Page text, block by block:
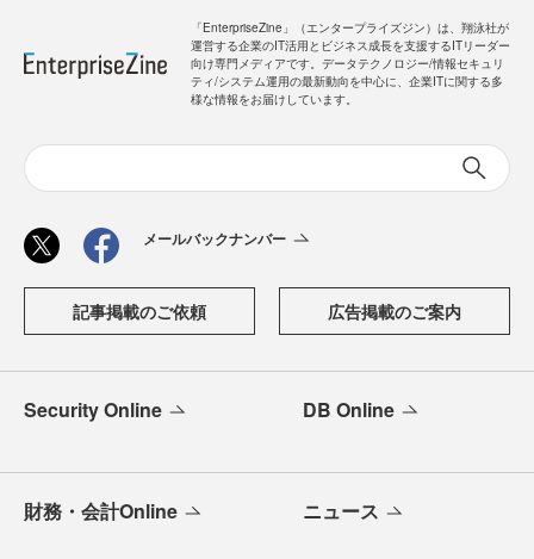
「EnterpriseZine」（エンタープライズジン）は、翔泳社が
運営する企業のIT活用とビジネス成長を支援するITリーダー
向け専門メディアです。データテクノロジー/情報セキュリ
ティ/システム運用の最新動向を中心に、企業ITに関する多
様な情報をお届けしています。
メールバックナンバー
記事掲載のご依頼 広告掲載のご案内
Security Online DB Online
財務・会計Online ニュース